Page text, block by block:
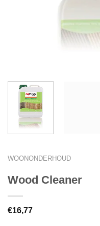
WOONONDERHOUD
Wood Cleaner
€16,77